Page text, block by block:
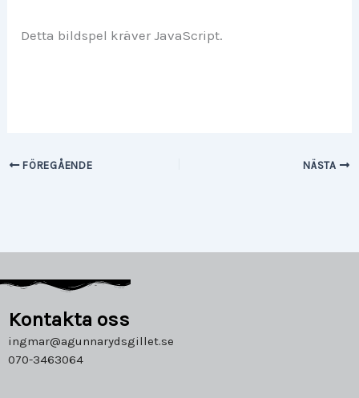
Detta bildspel kräver JavaScript.
FÖREGÅENDE NÄSTA
Kontakta oss
ingmar@agunnarydsgillet.se
070-3463064